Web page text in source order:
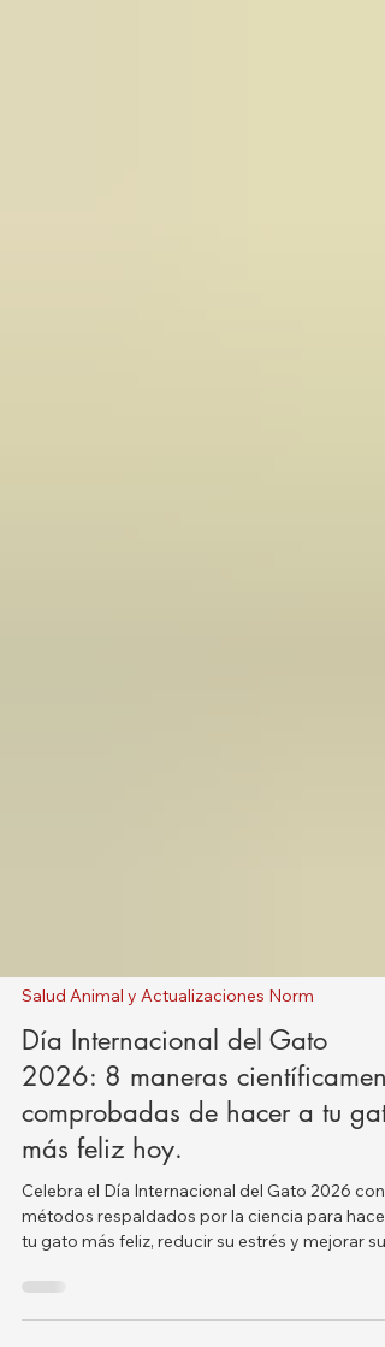
Salud Animal y Actualizaciones Norm
Día Internacional del Gato
2026: 8 maneras
comprobadas de hacer a tu gato
más feliz hoy.
Celebra el Día Internacional del Gato 2026 con
tu gato más feliz, reducir su estrés y mejorar su
bienestar.